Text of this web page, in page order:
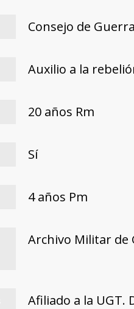
Consejo de
Auxilio a la
20 años Rm
Sí
4 años Pm
Archivo Militar de
Afiliado a la UGT.